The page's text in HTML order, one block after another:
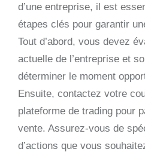
d’une entreprise, il est
étapes clés pour garantir
Tout d’abord, vous devez
actuelle de l’entreprise et
déterminer le moment
Ensuite, contactez votre
plateforme de trading pour
vente. Assurez-vous de
d’actions que vous